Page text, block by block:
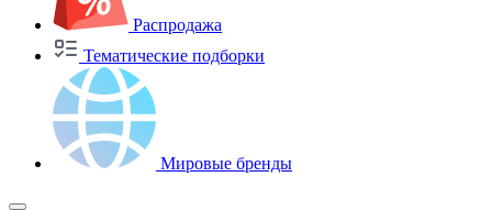
Распродажа
Тематические подборки
Мировые бренды